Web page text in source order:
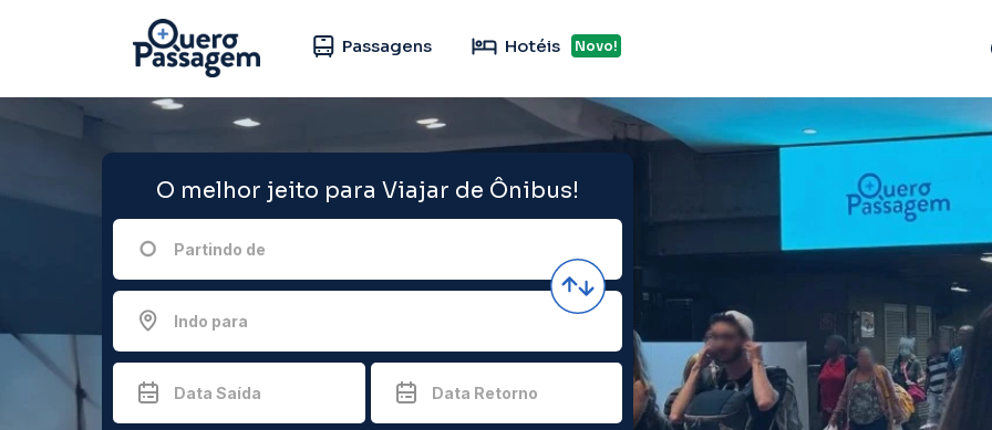
Passagens Hotéis Novo!
O melhor jeito para Viajar de Ônibus!
Partindo de
Indo para
Data Saída Data Retorno